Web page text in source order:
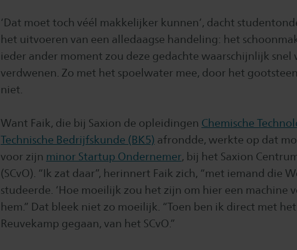
‘Dat moet toch véél makkelijker kunnen’, dacht
het uitvoeren van een alledaagse handeling: het
ieder ander moment zou deze gedachte waarschijnlijk
verdwenen. Zo met het spoelwater mee, door het
niet.
Want Faik, die bij Saxion de opleidingen Chemische
Technische Bedrijfskunde (BK5) afrondde, werkte op dat
voor zijn minor Startup Ondernemer, bij het Saxion
(SCvO). “Ik zat daar”, herinnert Faik zich, “met iemand die
studeerde. ‘Hoe moeilijk zou het zijn om hier een machine
hem.” Dat bleek niet zo moeilijk. “Toen ben ik direct met
Reuvekamp gegaan, van het SCvO.”